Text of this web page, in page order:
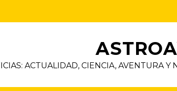
ACTUALIDAD, CIENCIA, AVENTURA